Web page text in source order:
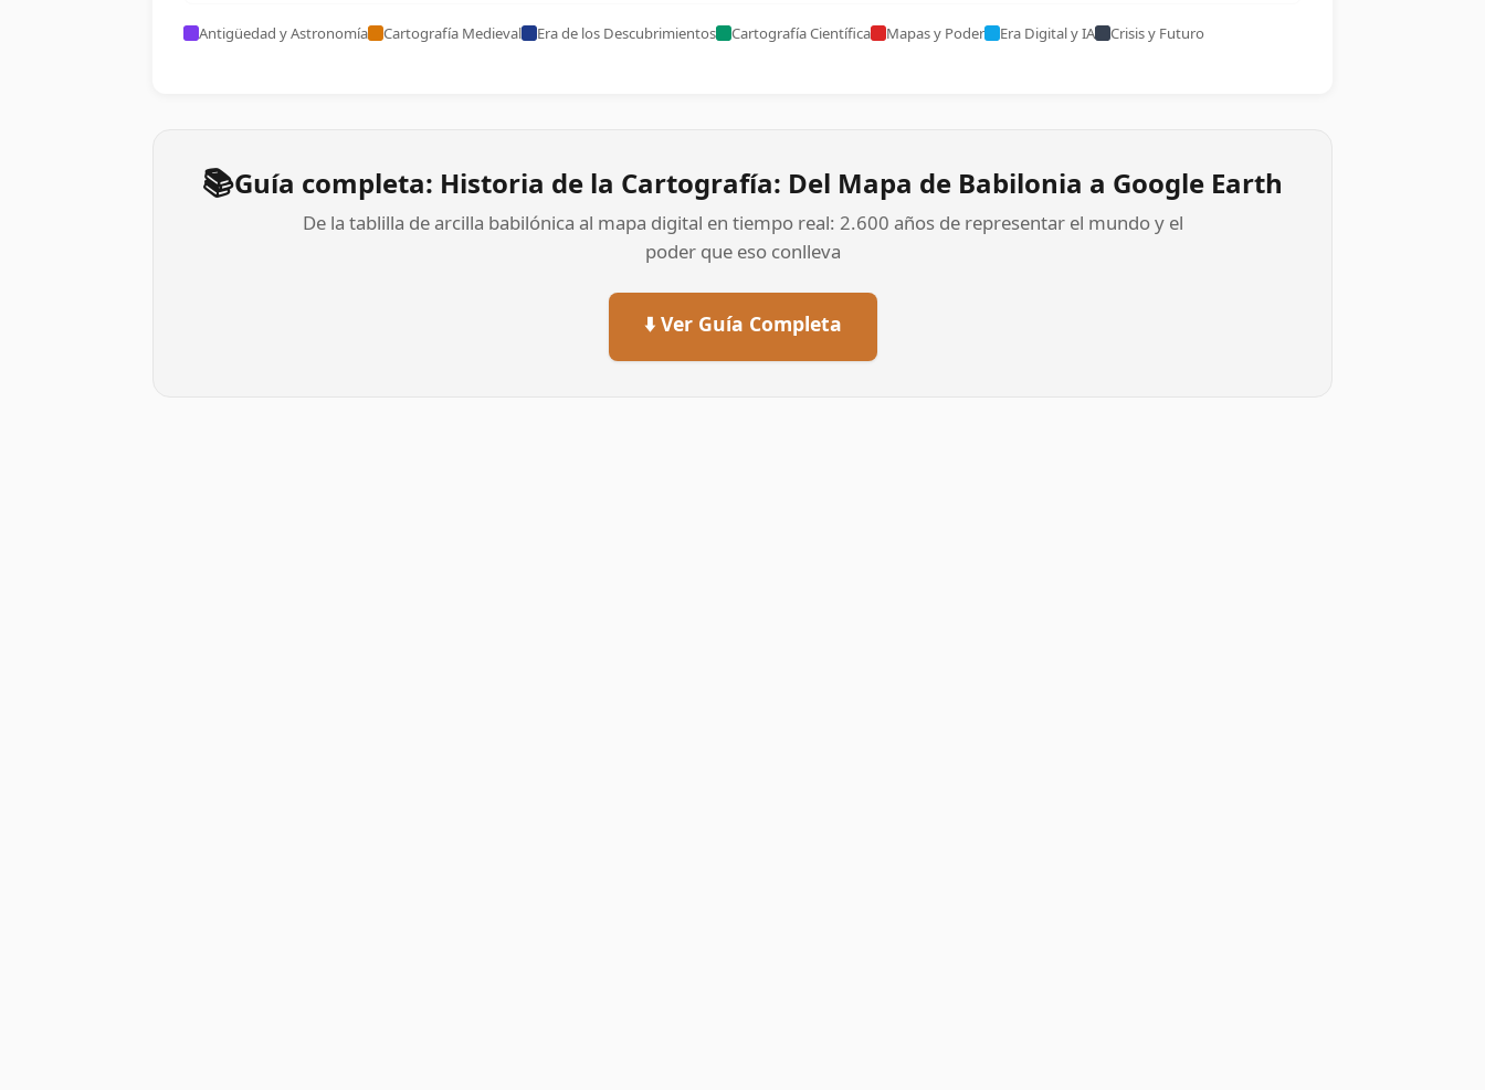
Antigüedad y Astronomía Cartografía Medieval Era de los Descubrimientos Cartografía Científica Mapas y Poder Era Digital y IA Crisis y Futuro
📚Guía completa: Historia de la Cartografía: Del Mapa de Babilonia a Google Earth
De la tablilla de arcilla babilónica al mapa digital en tiempo real: 2.600 años de representar el mundo y el
poder que eso conlleva
⬇️ Ver Guía Completa